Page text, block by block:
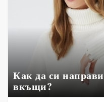
Как да си
вкъщи?